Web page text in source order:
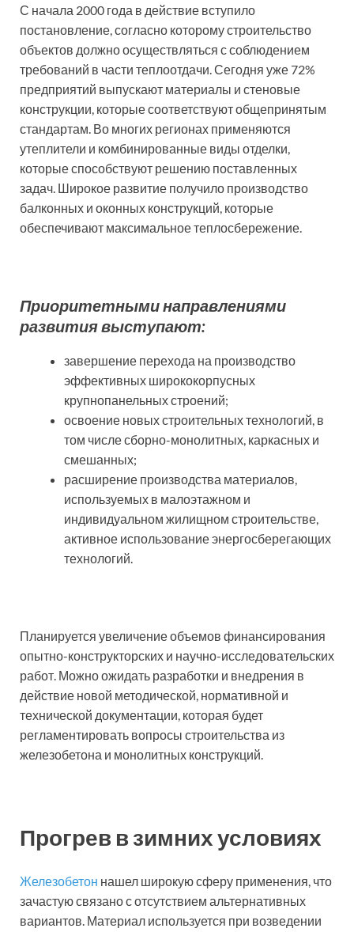
С начала 2000 года в действие вступило
постановление, согласно которому строительство
объектов должно осуществляться с соблюдением
требований в части теплоотдачи. Сегодня уже 72%
предприятий выпускают материалы и стеновые
конструкции, которые соответствуют общепринятым
стандартам. Во многих регионах применяются
утеплители и комбинированные виды отделки,
которые способствуют решению поставленных
задач. Широкое развитие получило производство
балконных и оконных конструкций, которые
обеспечивают максимальное теплосбережение.
Приоритетными направлениями
развития выступают:
завершение перехода на производство
эффективных ширококорпусных
крупнопанельных строений;
освоение новых строительных технологий, в
том числе сборно-монолитных, каркасных и
смешанных;
расширение производства материалов,
используемых в малоэтажном и
индивидуальном жилищном строительстве,
активное использование энергосберегающих
технологий.
Планируется увеличение объемов финансирования
опытно-конструкторских и научно-исследовательских
работ. Можно ожидать разработки и внедрения в
действие новой методической, нормативной и
технической документации, которая будет
регламентировать вопросы строительства из
железобетона и монолитных конструкций.
Прогрев в зимних условиях
Железобетон нашел широкую сферу применения, что
зачастую связано с отсутствием альтернативных
вариантов. Материал используется при возведении